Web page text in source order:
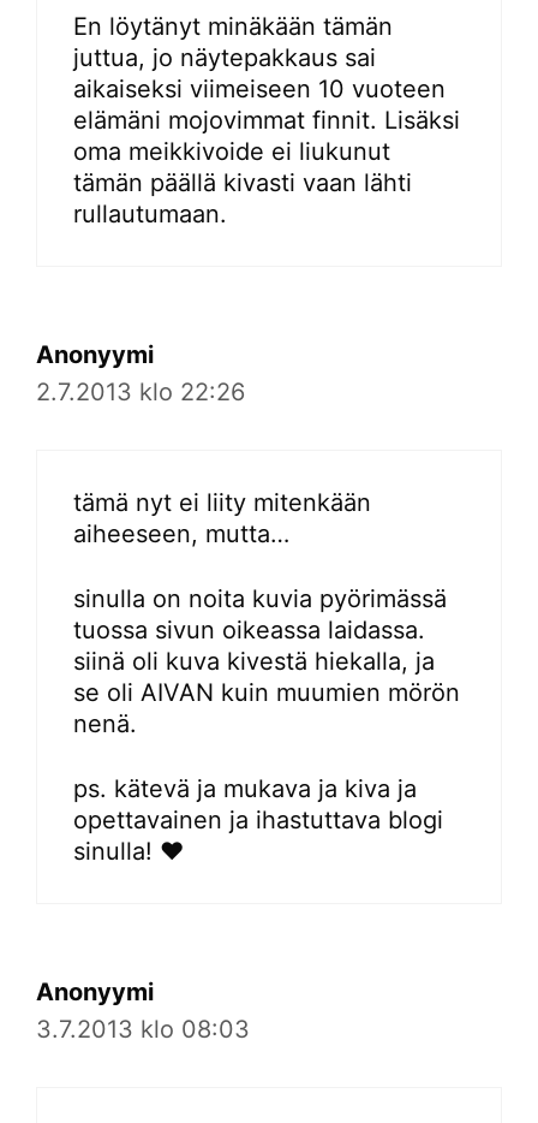
En löytänyt minäkään tämän
juttua, jo näytepakkaus sai
aikaiseksi viimeiseen 10 vuoteen
elämäni mojovimmat finnit. Lisäksi
oma meikkivoide ei liukunut
tämän päällä kivasti vaan lähti
rullautumaan.
Anonyymi
2.7.2013 klo 22:26
tämä nyt ei liity mitenkään
aiheeseen, mutta…
sinulla on noita kuvia pyörimässä
tuossa sivun oikeassa laidassa.
siinä oli kuva kivestä hiekalla, ja
se oli AIVAN kuin muumien mörön
nenä.
ps. kätevä ja mukava ja kiva ja
opettavainen ja ihastuttava blogi
sinulla! ♥
Anonyymi
3.7.2013 klo 08:03